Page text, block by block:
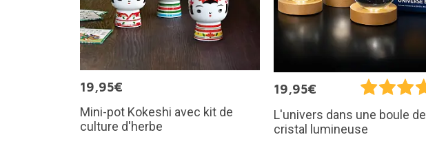
19,95€
Mini-pot Kokeshi avec kit de
culture d'herbe
19,95€
L'univers dans une boule de
cristal lumineuse